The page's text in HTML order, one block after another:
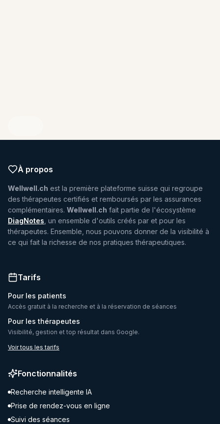
À propos
Wellwell.ch est la première plateforme suisse qui regroupe
des thérapeutes certifiés et remboursés par les assurances
complémentaires. Wellwell.ch fait partie de l'écosystème
DiagNotes , un ensemble d'outils créés par et pour les
thérapeutes. Ensemble, nous pouvons donner de la visibilité à
ce qui fait la richesse de nos pratiques thérapeutiques.
Tarifs
Pour les patients
Accès gratuit à la recherche et à la réservation de séances
Pour les thérapeutes
Visibilité, gestion et top résultat dans Google.
Voir tous les tarifs
Fonctionnalités
Recherche intelligente IA
Prise de rendez-vous en ligne
Suivi des séances